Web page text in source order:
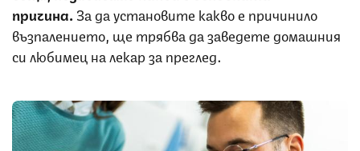
причина.За да установите какво е причинило
възпалението, ще трябва да заведете домашния
си любимец на лекар за преглед.